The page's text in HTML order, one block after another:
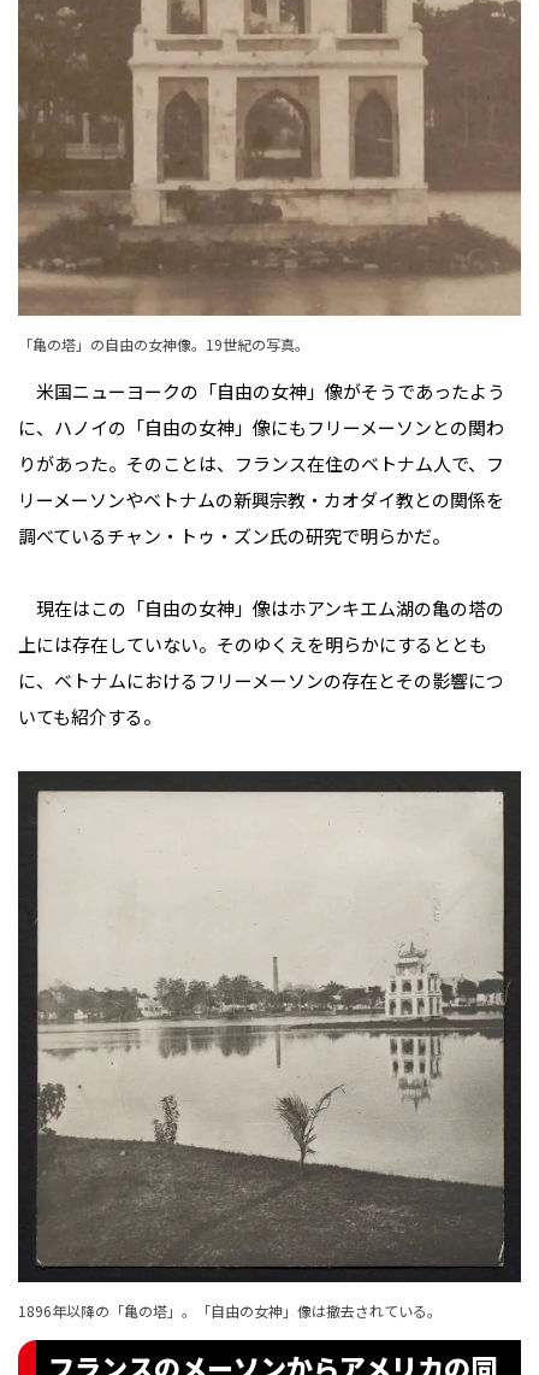
「亀の塔」の自由の女神像。19世紀の写真。
米国ニューヨークの「自由の女神」像がそうであったよう
に、ハノイの「自由の女神」像にもフリーメーソンとの関わ
りがあった。そのことは、フランス在住のベトナム人で、フ
リーメーソンやベトナムの新興宗教・カオダイ教との関係を
調べているチャン・トゥ・ズン氏の研究で明らかだ。
現在はこの「自由の女神」像はホアンキエム湖の亀の塔の
上には存在していない。そのゆくえを明らかにするととも
に、ベトナムにおけるフリーメーソンの存在とその影響につ
いても紹介する。
1896年以降の「亀の塔」。「自由の女神」像は撤去されている。
フランスのメーソンからアメリカの同